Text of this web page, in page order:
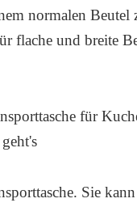
normalen Beutel
flache und breite
Sie